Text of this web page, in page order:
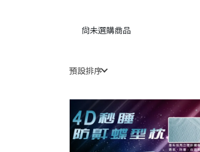
尚未選購商品
預設排序